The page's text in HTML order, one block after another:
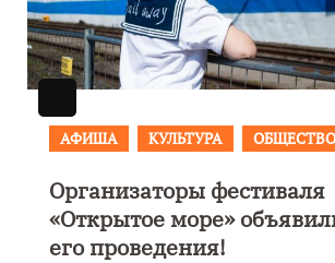
АФИША
В Калининграде
фестиваль
каникулы на